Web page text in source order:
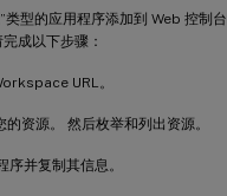
型的应用程序添加到 Web 控制
成以下步骤：
URL。
的资源。 然后枚举和列出资源。
序并复制其信息。